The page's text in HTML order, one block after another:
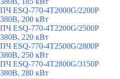
ПЧ ESQ-770-4T2000G/2200P
380В, 200 кВт
ПЧ ESQ-770-4T2200G/2500P
380В, 220 кВт
ПЧ ESQ-770-4T2500G/2800P
380В, 250 кВт
ПЧ ESQ-770-4T2800G/3150P
380В, 280 кВт